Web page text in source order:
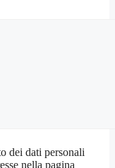
dei dati personali
nella pagina